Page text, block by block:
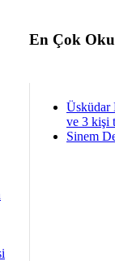
En Çok
Üsküdar
ve 3 kişi
Sinem